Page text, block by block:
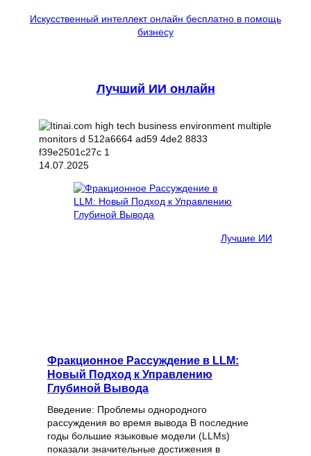
Искусственный интеллект онлайн бесплатно в помощь
бизнесу
Лучший ИИ онлайн
14.07.2025
Лучшие ИИ
Фракционное Рассуждение в LLM:
Новый Подход к Управлению
Глубиной Вывода
Введение: Проблемы однородного
рассуждения во время вывода В последние
годы большие языковые модели (LLMs)
показали значительные достижения в